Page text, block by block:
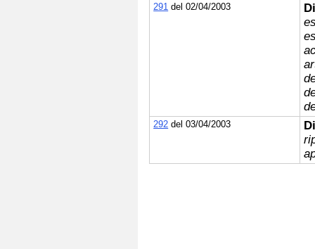
291 del 02/04/2003
292 del 03/04/2003